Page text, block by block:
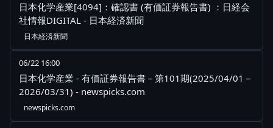
日本化学産業[4094]：確認書 (有価証券報告書) ：日経会
社情報DIGITAL - 日本経済新聞
日本経済新聞
06/22 16:00
日本化学産業 - 有価証券報告書－第101期(2025/04/01－
2026/03/31) - newspicks.com
newspicks.com